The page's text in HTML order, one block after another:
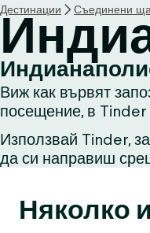
Н
а
ч
а
л
о
Дестинации Съединени
Виж как вървят
посещение, в
Използвай Tinder,
да си направиш
Няколко